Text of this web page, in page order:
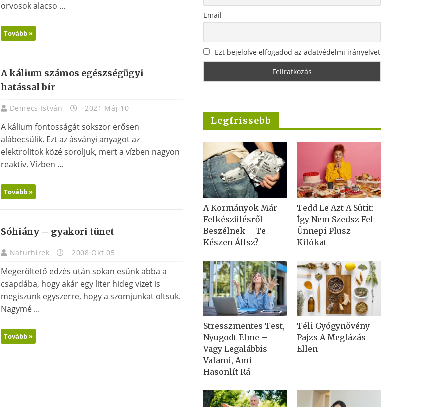
orvosok alacso ...
Tovább »
A kálium számos egészségügyi
hatással bír
Demecs István 2021 Máj 10
A kálium fontosságát sokszor erősen
alábecsülik. Ezt az ásványi anyagot az
elektrolitok közé soroljuk, mert a vízben nagyon
reaktív. Vízben ...
Tovább »
Sóhiány – gyakori tünet
Naturhirek 2008 Okt 05
Megerőltető edzés után sokan esünk abba a
csapdába, hogy akár egy liter hideg vizet is
megiszunk egyszerre, hogy a szomjunkat oltsuk.
Nagymé ...
Tovább »
Email
Ezt bejelölve elfogadod az adatvédelmi irányelvet
Legfrissebb
A Kormányok Már
Felkészülésről
Beszélnek – Te
Készen Állsz?
Tedd Le Azt A Sütit:
Így Nem Szedsz Fel
Ünnepi Plusz
Kilókat
Stresszmentes Test,
Nyugodt Elme –
Vagy Legalábbis
Valami, Ami
Hasonlít Rá
Téli Gyógynövény-
Pajzs A Megfázás
Ellen